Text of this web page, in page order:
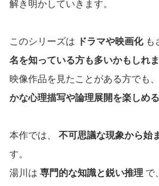
解き明かしていきます。
このシリーズは ドラマや映画化も
名を知っている方も多いかもしれま
映像作品を見たことがある方でも、
かな心理描写や論理展開を楽しめる
本作では、 不可思議な現象から始
す。
湯川は 専門的な知識と鋭い推理 で